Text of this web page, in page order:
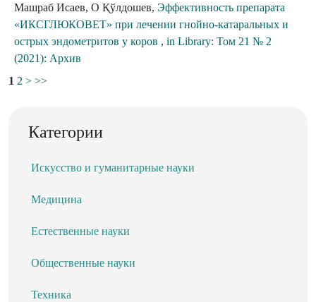
Машраб Исаев, О Қўлдошев, Эффективность препарата
«ИКСГЛЮКОВЕТ» при лечении гнойно-катаральных и
острых эндометритов у коров , in Library: Том 21 № 2
(2021): Архив
1 2 > >>
Категории
Искусство и гуманитарные науки
Медицина
Естественные науки
Общественные науки
Техника